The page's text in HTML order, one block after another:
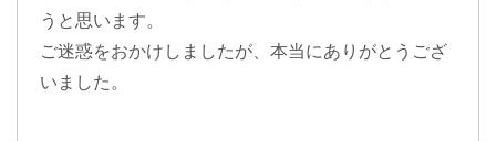
うと思います。
ご迷惑をおかけしましたが、本当にありがとうござ
いました。